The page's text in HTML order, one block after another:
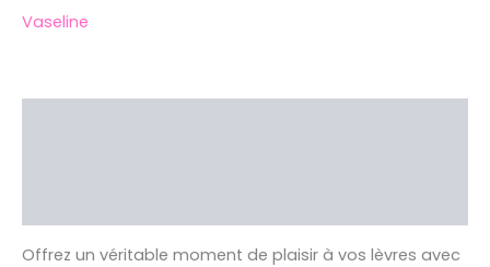
Vaseline
Offrez un véritable moment de plaisir à vos lèvres avec